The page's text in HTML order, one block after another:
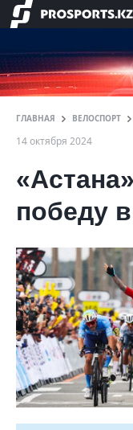
ГЛАВНАЯ ВЕЛОСПОРТ
14 октября 2024
победу